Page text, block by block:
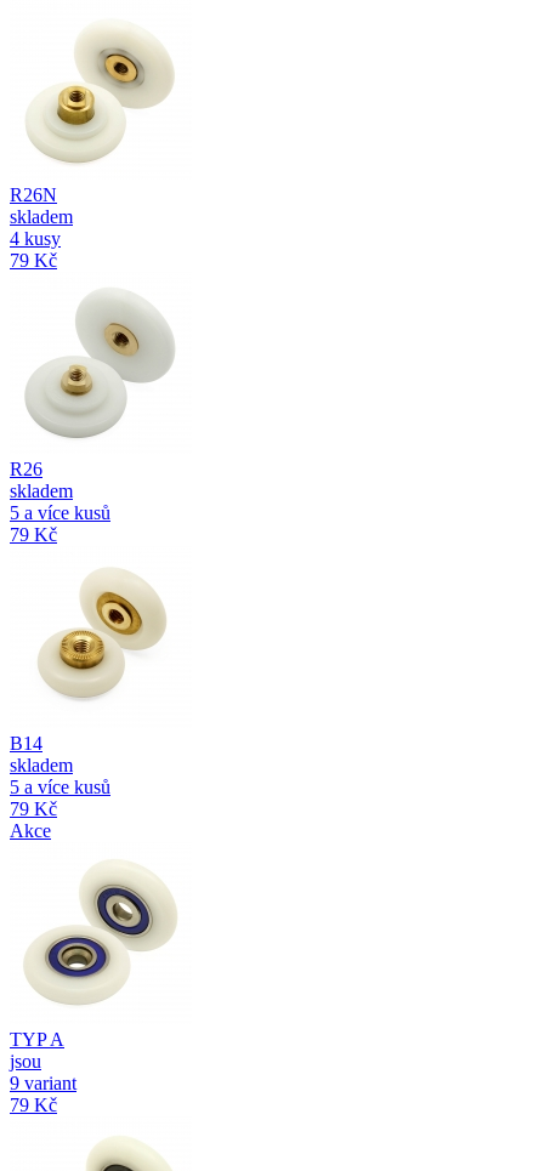
R26N
skladem
4 kusy
79 Kč
R26
skladem
5 a více kusů
79 Kč
B14
skladem
5 a více kusů
79 Kč
Akce
TYP A
jsou
9 variant
79 Kč